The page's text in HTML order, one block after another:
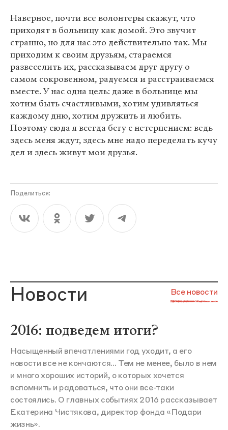
Наверное, почти все волонтеры скажут, что
приходят в больницу как домой. Это звучит
странно, но для нас это действительно так. Мы
приходим к своим друзьям, стараемся
развеселить их, рассказываем друг другу о
самом сокровенном, радуемся и расстраиваемся
вместе. У нас одна цель: даже в больнице мы
хотим быть счастливыми, хотим удивляться
каждому дню, хотим дружить и любить.
Поэтому сюда я всегда бегу с нетерпением: ведь
здесь меня ждут, здесь мне надо переделать кучу
дел и здесь живут мои друзья.
Поделиться:
Новости Все новости
2016: подведем итоги?
Насыщенный впечатлениями год уходит, а его
новости все не кончаются... Тем не менее, было в нем
и много хороших историй, о которых хочется
вспомнить и радоваться, что они все-таки
состоялись. О главных событиях 2016 рассказывает
Екатерина Чистякова, директор фонда «Подари
жизнь».